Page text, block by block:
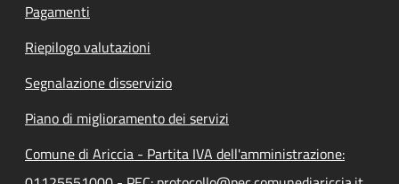
Pagamenti
Riepilogo valutazioni
Segnalazione disservizio
Piano di miglioramento dei servizi
Comune di Ariccia - Partita IVA dell'amministrazione: